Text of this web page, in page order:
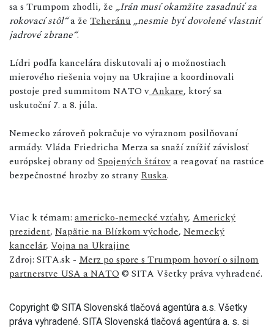
sa s Trumpom zhodli, že „Irán musí okamžite zasadnúť za
rokovací stôl“a že Teheránu „nesmie byť dovolené vlastniť
jadrové zbrane“.
Lídri podľa kancelára diskutovali aj o možnostiach
mierového riešenia vojny na Ukrajine a koordinovali
postoje pred summitom NATO vAnkare, ktorý sa
uskutoční 7. a 8. júla.
Nemecko zároveň pokračuje vo výraznom posilňovaní
armády. Vláda Friedricha Merza sa snaží znížiť závislosť
európskej obrany od Spojených štátova reagovať na rastúce
bezpečnostné hrozby zo strany Ruska.
Viac k témam: americko-nemecké vzťahy, Americký
prezident, Napätie na Blízkom východe, Nemecký
kancelár, Vojna na Ukrajine
Zdroj: SITA.sk - Merz po spore s Trumpom hovorí o silnom
partnerstve USA a NATO © SITA Všetky práva vyhradené.
Copyright © SITA Slovenská tlačová agentúra a.s. Všetky
práva vyhradené. SITA Slovenská tlačová agentúra a. s. si